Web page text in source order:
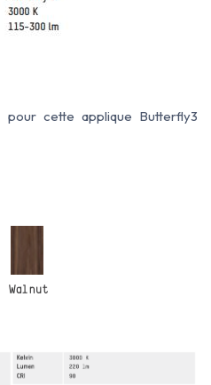
pour cette applique Butterfly3